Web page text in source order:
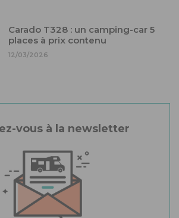
Carado T328 : un camping-car 5
places à prix contenu
12/03/2026
vous à la newsletter